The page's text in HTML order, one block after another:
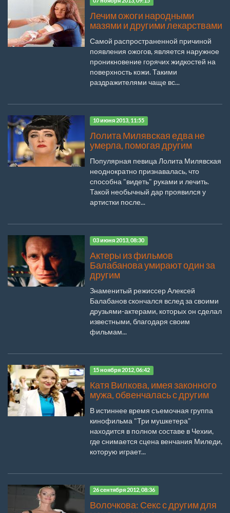
Лечим ожоги народными
мазями и другими лекарствами
Самой распространенной причиной
появления ожогов, является наружное
проникновение горячих жидкостей на
поверхность кожи. Такими
раздражителями чаще вс...
10 июня 2013, 11:55
Лолита Милявская едва не
умерла, помогая другим
Популярная певица Лолита Милявская
неоднократно признавалась, что
способна "видеть" руками и лечить.
Такой необычный дар проявился у
артистки после...
03 июня 2013, 08:30
Актеры из фильмов
Балабанова умирают один за
другим
Знаменитый режиссер Алексей
Балабанов скончался вслед за своими
друзьями-актерами, которых он сделал
известными, благодаря своим
фильмам...
15 ноября 2012, 06:42
Катя Вилкова, имея законного
мужа, обвенчалась с другим
В истиннее время съемочная группа
кинофильма "Три мушкетера"
находится в полном составе в Чехии,
где снимается сцена венчания Миледи,
которую играет...
26 сентября 2012, 08:36
Волочкова: Секс с другим для